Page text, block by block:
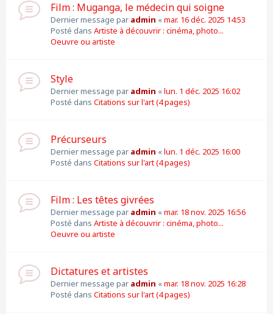
Film : Muganga, le médecin qui soigne
Dernier message par admin «mar. 16 déc. 2025 14:53
Posté dans Artiste à découvrir : cinéma, photo...
Oeuvre ou artiste
Style
Dernier message par admin «lun. 1 déc. 2025 16:02
Posté dans Citations sur l'art (4 pages)
Précurseurs
Dernier message par admin «lun. 1 déc. 2025 16:00
Posté dans Citations sur l'art (4 pages)
Film : Les têtes givrées
Dernier message par admin «mar. 18 nov. 2025 16:56
Posté dans Artiste à découvrir : cinéma, photo...
Oeuvre ou artiste
Dictatures et artistes
Dernier message par admin «mar. 18 nov. 2025 16:28
Posté dans Citations sur l'art (4 pages)